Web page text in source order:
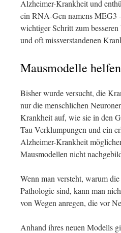
Alzheimer-Krankheit und
ein RNA-Gen namens MEG3
wichtiger Schritt zum
und oft missverstandenen
Mausmodelle
Bisher wurde versucht, die
nur die menschlichen
Krankheit auf, wie sie in den
Tau-Verklumpungen und ein
Alzheimer-Krankheit
Mausmodellen nicht
Wenn man versteht, warum
Pathologie sind, kann man
von Wegen anregen, die vor
Anhand ihres neuen Modells